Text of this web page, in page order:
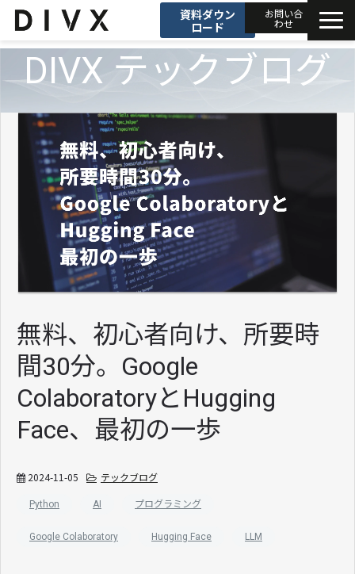
資料ダウン
ロード
お問い合
わせ
AIソリューション
DIVXブログ
開発事例
セミナー
会社情報
DIVX テックブログ
無料、初心者向け、所要時
間30分。Google
ColaboratoryとHugging
Face、最初の一歩
2024-11-05 テックブログ
Python AI プログラミング
Google Colaboratory Hugging Face LLM